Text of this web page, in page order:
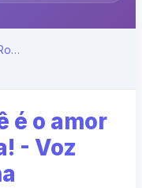
Mensagens Românticas
é o amor
- Voz